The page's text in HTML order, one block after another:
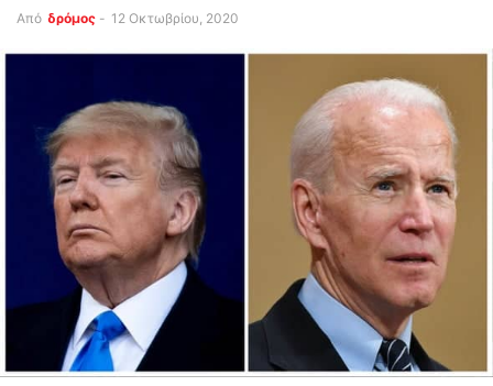
Από δρόμος - 12 Οκτωβρίου, 2020